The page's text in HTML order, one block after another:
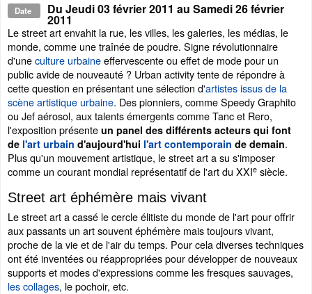
Date Du Jeudi 03 février 2011 au Samedi 26 février
2011
Le street art envahit la rue, les villes, les galeries, les médias, le
monde, comme une traînée de poudre. Signe révolutionnaire
d'uneculture urbaineeffervescente ou effet de mode pour un
public avide de nouveauté ? Urban activity tente de répondre à
cette question en présentant une sélection d'artistes issus de la
scène artistique urbaine. Des pionniers, comme Speedy Graphito
ou Jef aérosol, aux talents émergents comme Tanc et Rero,
l'exposition présente un panel des différents acteurs qui font
de l'art urbain d'aujourd'hui l'art contemporain de demain.
Plus qu'un mouvement artistique, le street art a su s'imposer
comme un courant mondial représentatif de l'art du XXIe siècle.
Street art éphémère mais vivant
Le street art a cassé le cercle élitiste du monde de l'art pour offrir
aux passants un art souvent éphémère mais toujours vivant,
proche de la vie et de l'air du temps. Pour cela diverses techniques
ont été inventées ou réappropriées pour développer de nouveaux
supports et modes d'expressions comme les fresques sauvages,
les collages, le pochoir, etc.